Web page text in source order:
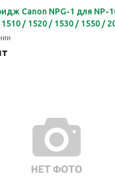
Canon NPG-1 для NP-
/ 1520 / 1530 / 1550 /